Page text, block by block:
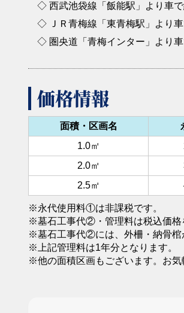
◇ 西武池袋線「飯能駅」より車
◇
ＪＲ青梅線「東青梅駅」より
◇ 圏央道「青梅インター」より
価格情報
面積・区画名
1.0㎡
2.0㎡
2.5㎡
※永代使用料①は非課税です。
※墓石工事代②・管理料は税込価格
※墓石工事代②には、外柵・納骨棺
※上記管理料は1年分となります。
※他の面積区画もございます。お気